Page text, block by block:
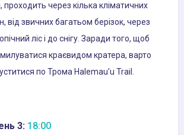
проходить через кілька кліматичних
від звичних багатьом берізок, через
ліс і до снігу. Заради того, щоб
краєвидом кратера, варто
по Трома Halemau'u Trail.
3: 18:00